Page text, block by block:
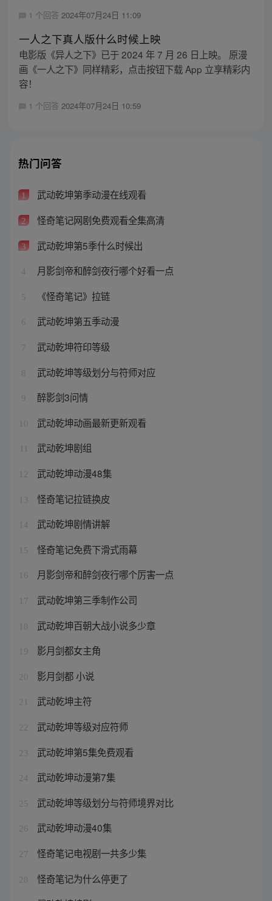
1 个回答 2024年07月24日 11:09
一人之下真人版什么时候上映
电影版《异人之下》已于 2024 年 7 月 26 日上映。 原漫
画《一人之下》同样精彩，点击按钮下载 App 立享精彩内
容！
1 个回答 2024年07月24日 10:59
热门问答
1 武动乾坤第季动漫在线观看
2 怪奇笔记网剧免费观看全集高清
3 武动乾坤第5季什么时候出
4 月影剑帝和醉剑夜行哪个好看一点
5 《怪奇笔记》拉链
6 武动乾坤第五季动漫
7 武动乾坤符印等级
8 武动乾坤等级划分与符师对应
9 醉影剑3问情
10 武动乾坤动画最新更新观看
武动乾坤剧组
12 武动乾坤动漫48集
13 怪奇笔记拉链换皮
14 武动乾坤剧情讲解
15 怪奇笔记免费下滑式雨幕
16 月影剑帝和醉剑夜行哪个厉害一点
17 武动乾坤第三季制作公司
18 武动乾坤百朝大战小说多少章
19 影月剑都女主角
20 影月剑都 小说
21 武动乾坤主符
22 武动乾坤等级对应符师
23 武动乾坤第5集免费观看
24 武动乾坤动漫第7集
25 武动乾坤等级划分与符师境界对比
26 武动乾坤动漫40集
27 怪奇笔记电视剧一共多少集
28 怪奇笔记为什么停更了